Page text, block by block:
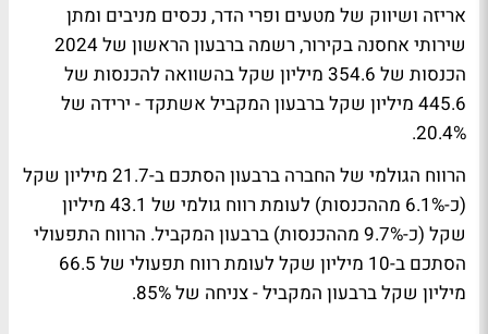
אריזה ושיווק של מטעים ופרי הדר, נכסים מניבים ומתן
שירותי אחסנה בקירור, רשמה ברבעון הראשון של 2024
הכנסות של 354.6 מיליון שקל בהשוואה להכנסות של
445.6 מיליון שקל ברבעון המקביל אשתקד - ירידה של
20.4%.
הרווח הגולמי של החברה ברבעון הסתכם ב-21.7 מיליון שקל
(כ-6.1% מההכנסות) לעומת רווח גולמי של 43.1 מיליון
שקל (כ-9.7% מההכנסות) ברבעון המקביל. הרווח התפעולי
הסתכם ב-10 מיליון שקל לעומת רווח תפעולי של 66.5
מיליון שקל ברבעון המקביל - צניחה של 85%.